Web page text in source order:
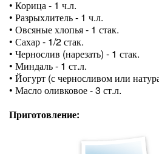
• Корица - 1 ч.л.
• Разрыхлитель - 1 ч.л.
• Овсяные хлопья - 1 стак.
• Сахар - 1/2 стак.
• Чернослив (нарезать) - 1 стак.
• Миндаль - 1 ст.л.
• Йогурт (с черносливом или
• Масло оливковое - 3 ст.л.
Приготовление: